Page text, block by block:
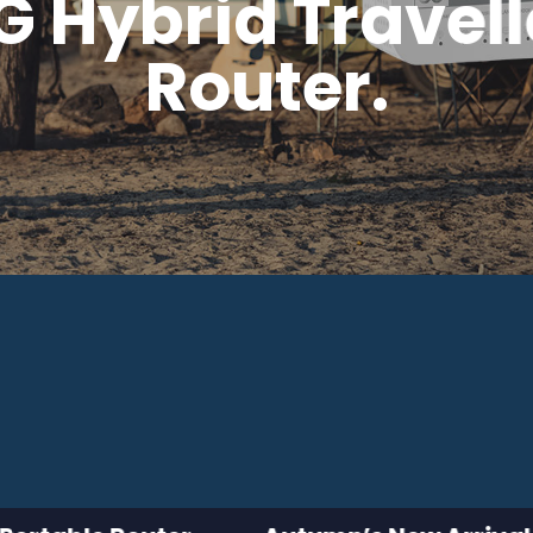
Hybrid
Router.